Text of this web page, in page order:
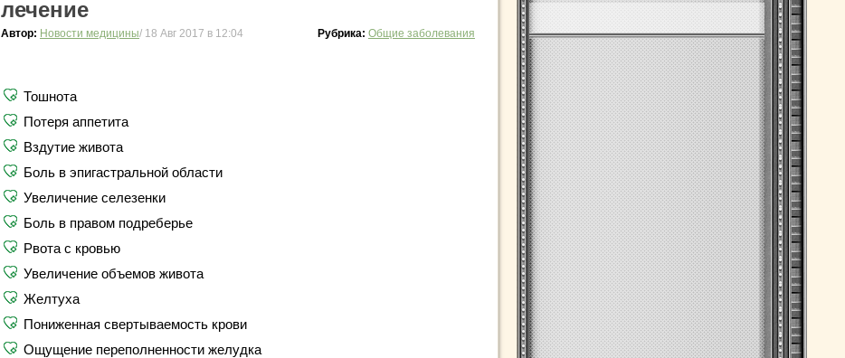
лечение
Автор: Новости медицины/ 18 Авг 2017 в 12:04 Рубрика: Общие заболевания
Тошнота
Потеря аппетита
Вздутие живота
Боль в эпигастральной области
Увеличение селезенки
Боль в правом подреберье
Рвота с кровью
Увеличение объемов живота
Желтуха
Пониженная свертываемость крови
Ощущение переполненности желудка